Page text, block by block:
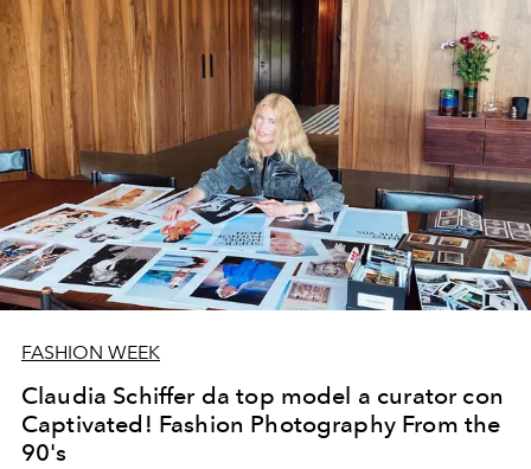
FASHION WEEK
Claudia Schiffer da top model a curator con
Captivated! Fashion Photography From the
90's